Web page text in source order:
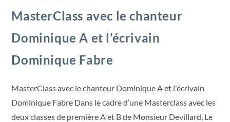
MasterClass avec le chanteur
Dominique A et l’écrivain
Dominique Fabre
MasterClass avec le chanteur Dominique A et l'écrivain
Dominique Fabre Dans le cadre d’une Masterclass avec les
deux classes de première A et B de Monsieur Devillard, Le